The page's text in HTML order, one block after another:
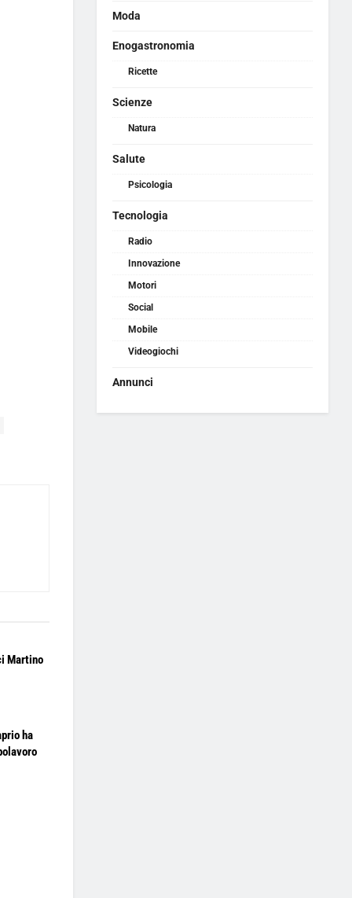
Martino
ha
Moda
Enogastronomia
Ricette
Scienze
Natura
Salute
Psicologia
Tecnologia
Radio
Innovazione
Motori
Social
Mobile
Videogiochi
Annunci